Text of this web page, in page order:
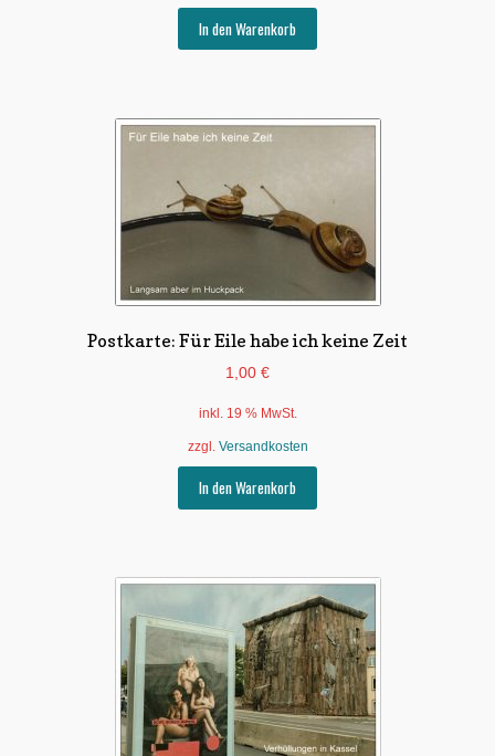
In den Warenkorb
Postkarte: Für Eile habe ich keine Zeit
1,00 €
inkl. 19 % MwSt.
zzgl. Versandkosten
In den Warenkorb